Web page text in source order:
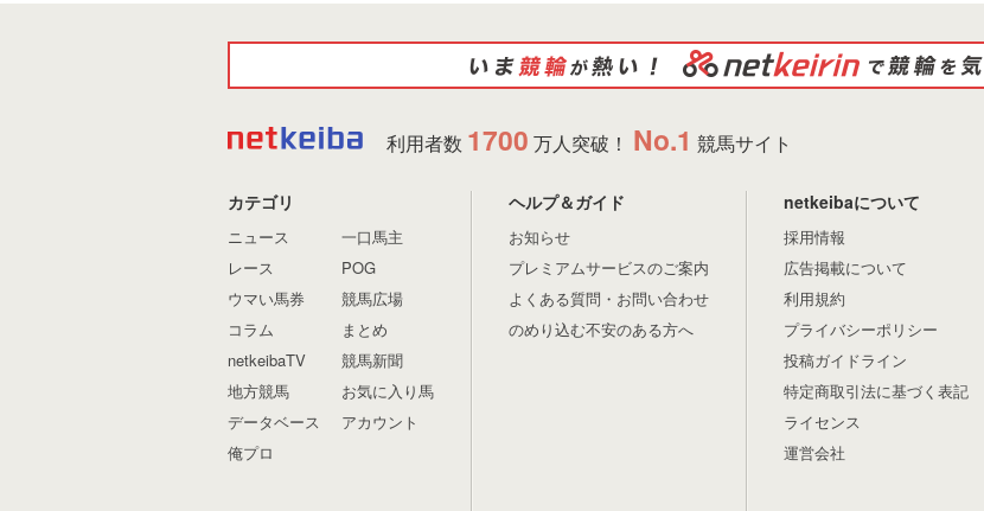
利用者数 1700 万人突破！ No.1 競馬サイト
カテゴリ
ニュース
レース
ウマい馬券
コラム
netkeibaTV
地方競馬
データベース
俺プロ
一口馬主
POG
競馬広場
まとめ
競馬新聞
お気に入り馬
アカウント
ヘルプ＆ガイド
お知らせ
プレミアムサービスのご案内
よくある質問・お問い合わせ
のめり込む不安のある方へ
netkeibaについて
採用情報
広告掲載について
利用規約
プライバシーポリシー
投稿ガイドライン
特定商取引法に基づく表記
ライセンス
運営会社